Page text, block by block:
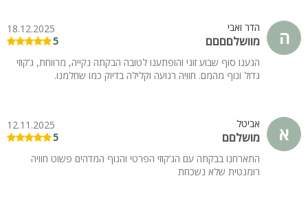
ה הדר ואבי
מוושלםםםם
18.12.2025
5
הגענו סוף שבוע זוגי והופתענו לטובה הבקתה נקייה, מרווחת, ג’קוזי
גדול ונוף מהמם. חוויה רגועה וקלילה בדיוק כמו שחלמנו.
א אביטל
מושלםם
12.11.2025
5
התארחנו בבקתה עם הג’קוזי הפרטי והנוף המדהים פשוט חוויה
רומנטית שלא נשכחת